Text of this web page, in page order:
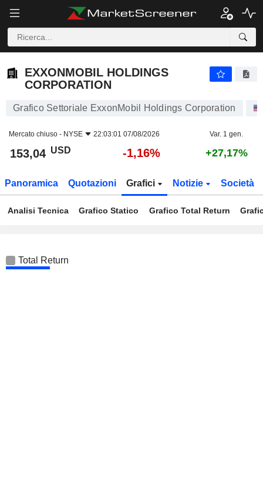
EXXONMOBIL HOLDINGS
CORPORATION
Grafico Settoriale ExxonMobil Holdings Corporation
Mercato chiuso - NYSE 22:03:01 07/08/2026 Var. 1 gen.
153,04 USD -1,16% +27,17%
Panoramica Quotazioni Grafici Notizie Società
Analisi Tecnica Grafico Statico Grafico Total Return
Total Return